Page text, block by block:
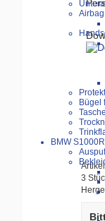
Bügel
BMW
3